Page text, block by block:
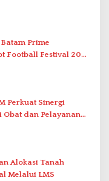
Prime
Football Festival 2026
Abdul Jamal
Perkuat Sinergi
Obat dan Pelayanan
Alokasi Tanah
Melalui LMS